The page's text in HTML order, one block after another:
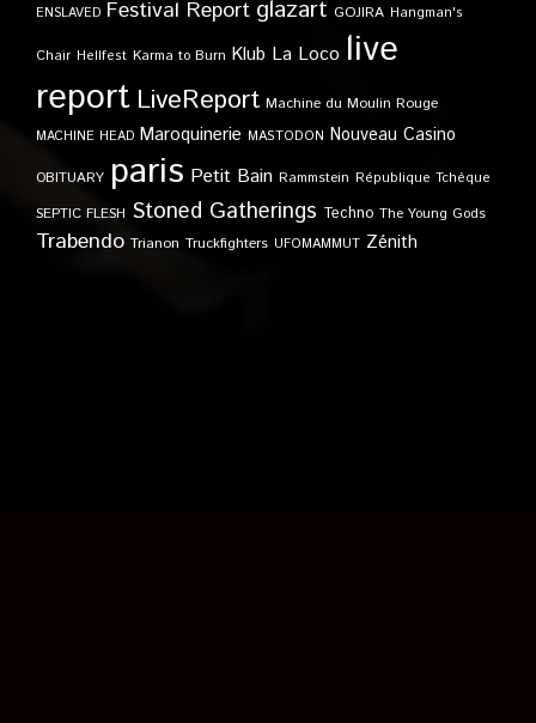
ENSLAVED Festival Report glazart GOJIRA Hangman's
Chair Hellfest Karma to Burn Klub La Loco live
report LiveReport Machine du Moulin Rouge
MACHINE HEAD Maroquinerie MASTODON Nouveau Casino
OBITUARY paris Petit Bain Rammstein République Tchèque
SEPTIC FLESH Stoned Gatherings Techno The Young Gods
Trabendo Trianon Truckfighters UFOMAMMUT Zénith